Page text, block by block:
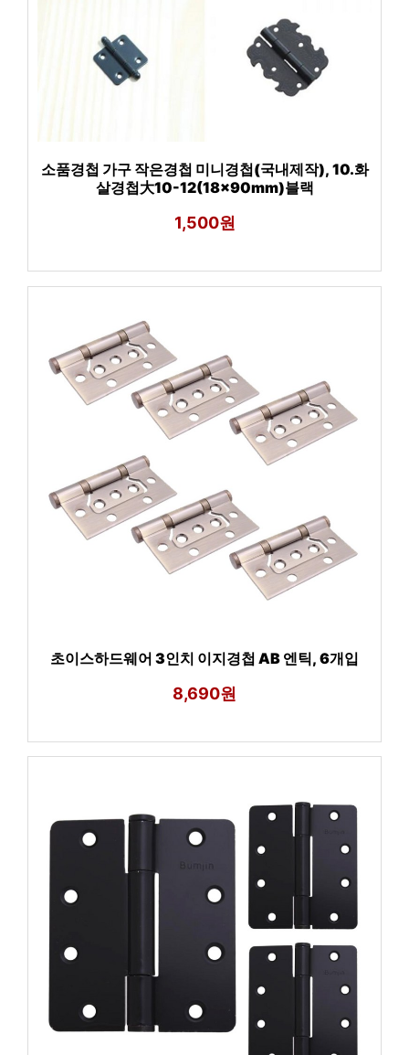
소품경첩 가구 작은경첩 미니경첩(국내제작), 10.화
살경첩大10-12(18x90mm)블랙
1,500원
초이스하드웨어 3인치 이지경첩 AB 엔틱, 6개입
8,690원